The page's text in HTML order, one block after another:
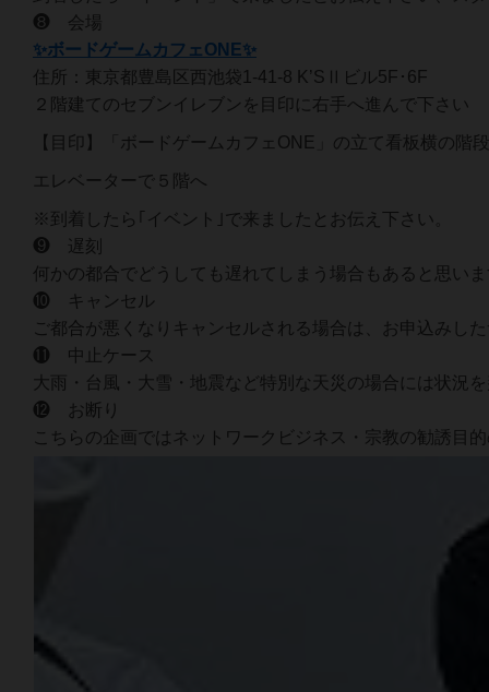
❽ 会場
✨ボードゲームカフェONE✨
住所：東京都豊島区西池袋1-41-8 K’SⅡビル5F･6F
２階建てのセブンイレブンを目印に右手へ進んで下さい
【目印】「ボードゲームカフェONE」の立て看板横の階
エレベーターで５階へ
※到着したら｢イベント｣で来ましたとお伝え下さい。
❾ 遅刻
何かの都合でどうしても遅れてしまう場合もあると思い
❿ キャンセル
ご都合が悪くなりキャンセルされる場合は、お申込みし
⓫ 中止ケース
大雨・台風・大雪・地震など特別な天災の場合には状況
⓬ お断り
こちらの企画ではネットワークビジネス・宗教の勧誘目